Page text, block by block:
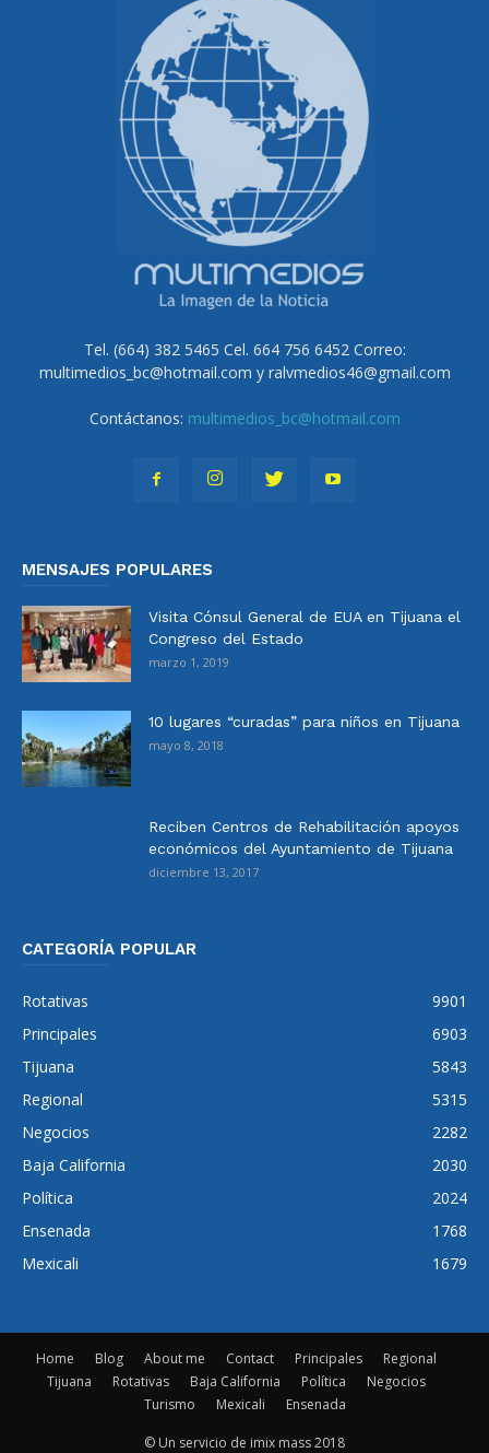
Tel. (664) 382 5465 Cel. 664 756 6452 Correo:
multimedios_bc@hotmail.com y ralvmedios46@gmail.com
Contáctanos: multimedios_bc@hotmail.com
MENSAJES POPULARES
Visita Cónsul General de EUA en Tijuana el
Congreso del Estado
marzo 1, 2019
10 lugares “curadas” para niños en Tijuana
mayo 8, 2018
Reciben Centros de Rehabilitación apoyos
económicos del Ayuntamiento de Tijuana
diciembre 13, 2017
CATEGORÍA POPULAR
Rotativas
9901
Principales
6903
Tijuana
5843
Regional
5315
Negocios
2282
Baja California
2030
Política
2024
Ensenada
1768
Mexicali
1679
Home Blog About me Contact Principales
Regional
Tijuana
Rotativas Baja California Política
Negocios
Turismo
Mexicali Ensenada
© Un servicio de imix mass 2018